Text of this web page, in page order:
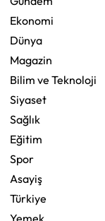
Ekonomi
Dünya
Magazin
Bilim ve Teknoloji
Siyaset
Sağlık
Eğitim
Spor
Asayiş
Türkiye
Yemek